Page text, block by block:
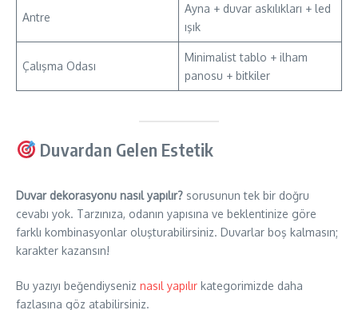
Antre
Ayna + duvar askılıkları + led
ışık
Çalışma Odası
Minimalist tablo + ilham
panosu + bitkiler
Duvardan Gelen Estetik
Duvar dekorasyonu nasıl yapılır? sorusunun tek bir doğru
cevabı yok. Tarzınıza, odanın yapısına ve beklentinize göre
farklı kombinasyonlar oluşturabilirsiniz. Duvarlar boş kalmasın;
karakter kazansın!
Bu yazıyı beğendiyseniz nasıl yapılır kategorimizde daha
fazlasına göz atabilirsiniz.